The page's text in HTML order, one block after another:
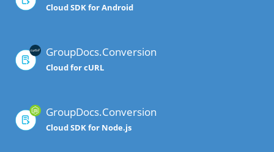
Cloud SDK for Android
GroupDocs.Conversion
Cloud for cURL
GroupDocs.Conversion
Cloud SDK for Node.js